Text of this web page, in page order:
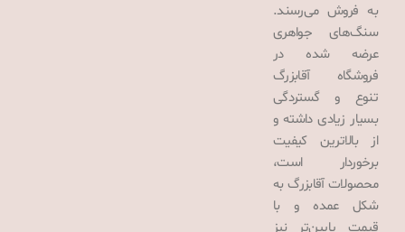
به فروش می‌رسند.
سنگ‌های جواهری
عرضه شده در
فروشگاه آقابزرگ
تنوع و گستردگی
بسیار زیادی داشته و
از بالاترین کیفیت
برخوردار است،
محصولات آقابزرگ به
شکل عمده و با
قیمت پایین‌تر نیز